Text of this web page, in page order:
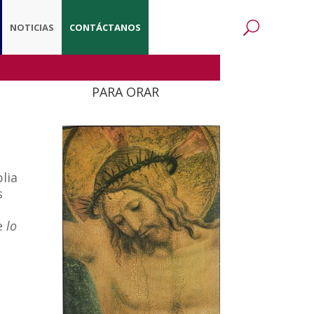
NOTICIAS CONTÁCTANOS
PARA ORAR
lo